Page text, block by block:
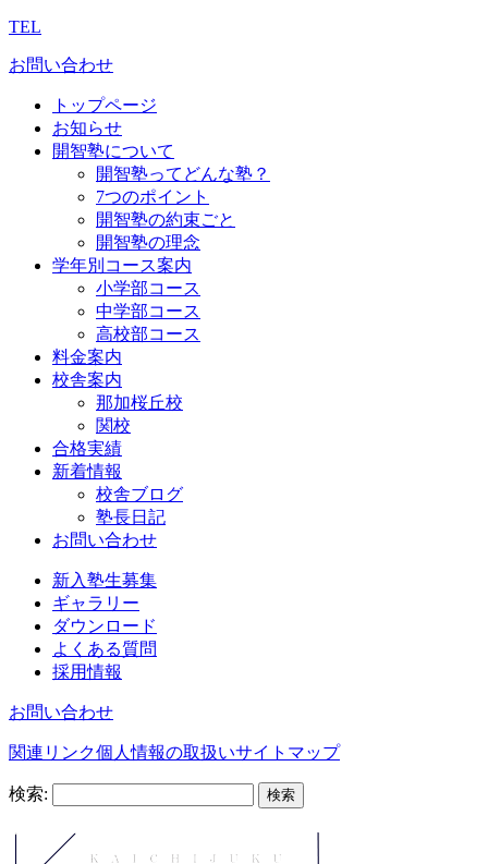
TEL
お問い合わせ
トップページ
お知らせ
開智塾について
開智塾ってどんな塾？
7つのポイント
開智塾の約束ごと
開智塾の理念
学年別コース案内
小学部コース
中学部コース
高校部コース
料金案内
校舎案内
那加桜丘校
関校
合格実績
新着情報
校舎ブログ
塾長日記
お問い合わせ
新入塾生募集
ギャラリー
ダウンロード
よくある質問
採用情報
お問い合わせ
関連リンク個人情報の取扱いサイトマップ
検索: